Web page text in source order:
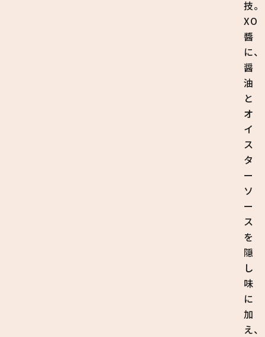
技。
XO
醬
に、
醤
油
と
オ
イ
ス
タ
ー
ソ
ー
ス
を
隠
し
味
に
加
え、